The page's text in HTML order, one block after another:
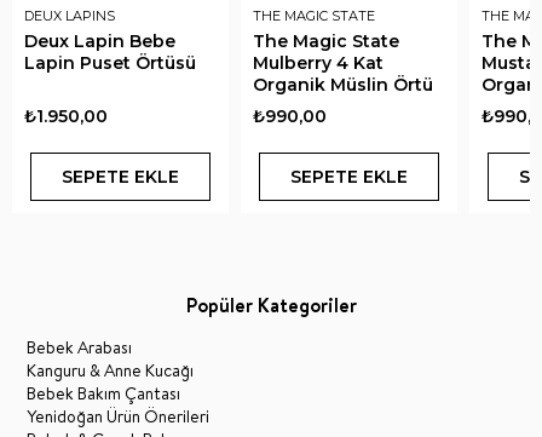
DEUX LAPINS
Deux Lapin Bebe
Lapin Puset Örtüsü
₺1.950,00
SEPETE EKLE
THE MAGIC STATE
The Magic State
Mulberry 4 Kat
Organik Müslin Örtü
₺990,00
SEPETE EKLE
THE
The
Popüler Kategoriler
Bebek Arabası
Kanguru & Anne Kucağı
Bebek Bakım Çantası
Yenidoğan Ürün Önerileri